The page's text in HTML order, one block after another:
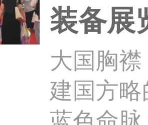
传输等
装备展
大国胸
建国方